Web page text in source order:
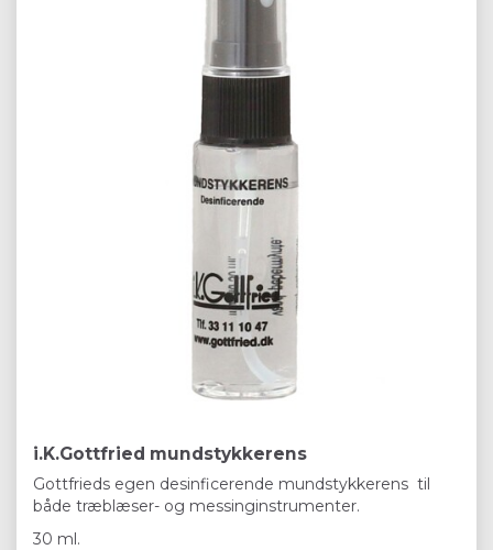
i.K.Gottfried mundstykkerens
Gottfrieds egen desinficerende mundstykkerens til
både træblæser- og messinginstrumenter.
30 ml.